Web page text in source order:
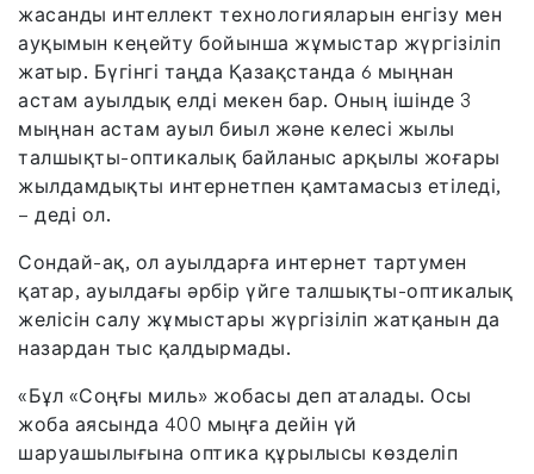
жасанды интеллект технологияларын енгізу мен
ауқымын кеңейту бойынша жұмыстар жүргізіліп
жатыр. Бүгінгі таңда Қазақстанда 6 мыңнан
астам ауылдық елді мекен бар. Оның ішінде 3
мыңнан астам ауыл биыл және келесі жылы
талшықты-оптикалық байланыс арқылы жоғары
жылдамдықты интернетпен қамтамасыз етіледі,
– деді ол.
Сондай-ақ, ол ауылдарға интернет тартумен
қатар, ауылдағы әрбір үйге талшықты-оптикалық
желісін салу жұмыстары жүргізіліп жатқанын да
назардан тыс қалдырмады.
«Бұл «Соңғы миль» жобасы деп аталады. Осы
жоба аясында 400 мыңға дейін үй
шаруашылығына оптика құрылысы көзделіп